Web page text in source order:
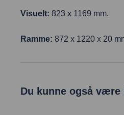
Visuelt: 823 x 1169 mm.
Ramme: 872 x 1220 x 20
Du kunne også